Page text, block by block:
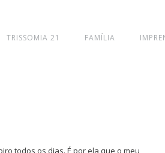
TRISSOMIA 21 FAMÍLIA
todos os dias. É por ela que o meu